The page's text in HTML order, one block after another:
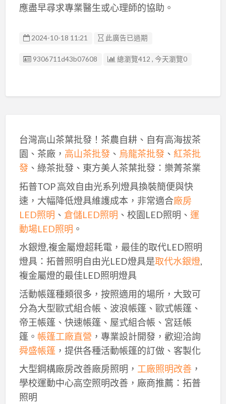
應盡早尋求專業醫生或心理師的協助。
2024-10-18 11:21 此廣告已過期
廣告编號
9306711d43b07608 總瀏覽412 , 今天瀏覽0
台灣高山茶葉批發！茶農自耕、自有高海拔茶
園、茶廠， 高山茶批發、 烏龍茶批發、 紅茶批
發、綠茶批發、東方美人茶葉批發：樂菁茶業
拓普TOP 高效自由光系列燈具換裝簡便與快
速，大幅降低燈具維護成本，非常適合廠房
LED照明 、 倉儲LED照明 、校園LED照明、 運
動場LED照明 。
水銀燈,複金屬燈超耗電，最佳的取代LED照明
燈具：拓普照明自由光LED燈具是取代水銀燈,
複金屬燈的最佳LED照明燈具
活動帳篷種類很多，按照適用的場所，大致可
分為大型歐式組合帳、波浪帳篷、歐式帳篷、
帝王帳篷、快速帳篷、屋式組合帳、宮廷帳
篷。 帳篷工廠直營 ，專業設計開發，歡迎洽詢
舜盛帳篷，提供各種活動帳篷的訂做、客製化
大型鋼構廠房改善廠房照明， 工廠照明改善，
學校運動中心高空照明改善，廠商推薦：拓普
照明